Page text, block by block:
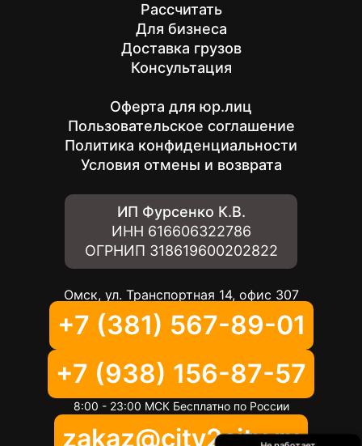
Рассчитать
Для бизнеса
Доставка грузов
Консультация
Оферта для юр.лиц
Пользовательское соглашение
Политика конфиденциальности
Условия отмены и возврата
ИП Фурсенко К.В.
ИНН 616606322786
ОГРНИП 318619600202822
Омск, ул. Транспортная 14, офис 307
+7 (381) 567-89-01
+7 (938) 156-87-57
8:00 - 23:00 МСК Бесплатно по России
zakaz@city2city.ru